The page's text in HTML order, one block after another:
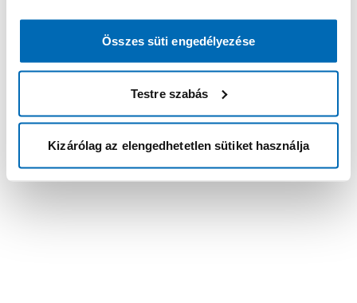
Összes süti engedélyezése
Testre szabás
Kizárólag az elengedhetetlen sütiket használja